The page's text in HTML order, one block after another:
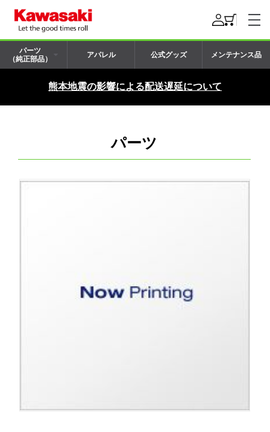
パーツ
（純正部品）
アパレル 公式グッズ メンテナンス品
熊本地震の影響による配送遅延について
パーツ